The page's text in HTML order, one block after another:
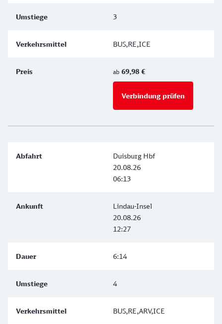
3
BUS,RE,ICE
ab 69,98 €
Verbindung prüfen
Duisburg Hbf
20.08.26
06:13
Lindau-Insel
20.08.26
12:27
6:14
4
BUS,RE,ARV,ICE